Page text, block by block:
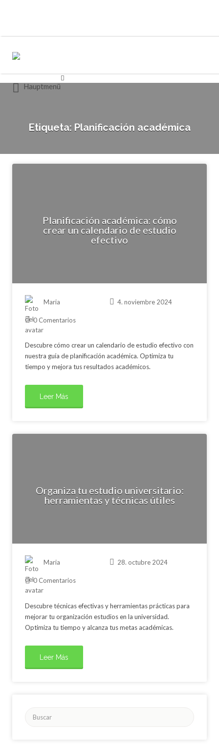
por:
Hauptmenü
Etiqueta: Planificación académica
Planificación académica: cómo
crear un calendario de estudio
efectivo
Maria 4. noviembre 2024
0 Comentarios
Descubre cómo crear un calendario de estudio efectivo con
nuestra guía de planificación académica. Optimiza tu
tiempo y mejora tus resultados académicos.
Leer Más
Organiza tu estudio universitario:
herramientas y técnicas útiles
Maria 28. octubre 2024
0 Comentarios
Descubre técnicas efectivas y herramientas prácticas para
mejorar tu organización estudios en la universidad.
Optimiza tu tiempo y alcanza tus metas académicas.
Leer Más